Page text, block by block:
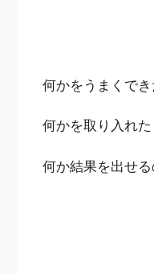
何かをうまくでき
何かを取り入れた
何か結果を出せる